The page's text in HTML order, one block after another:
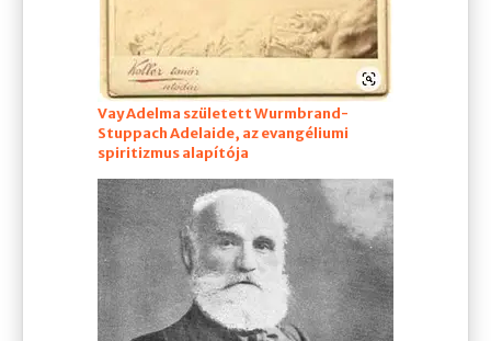
Vay Adelma született Wurmbrand-
Stuppach Adelaide, az evangéliumi
spiritizmus alapítója